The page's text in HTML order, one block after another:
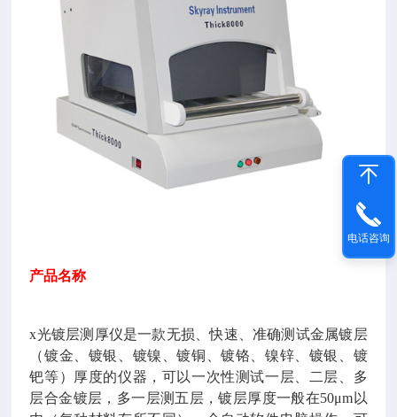
产品名称
x光镀层测厚仪是一款无损、快速、准确测试金属镀层
（镀金、镀银、镀镍、镀铜、镀铬、镍锌、镀银、镀
钯等）厚度的仪器，可以一次性测试一层、二层、多
层合金镀层，多一层测五层，镀层厚度一般在50μm以
电话咨询